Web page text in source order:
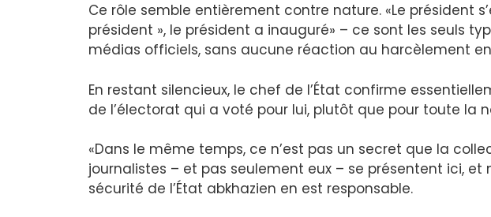
Ce rôle semble entièrement contre nature. «Le président
président », le président a inauguré» – ce sont les seuls
médias officiels, sans aucune réaction au harcèlement
En restant silencieux, le chef de l’État confirme
de l’électorat qui a voté pour lui, plutôt que pour toute la
«Dans le même temps, ce n’est pas un secret que la
journalistes – et pas seulement eux – se présentent ici, et
sécurité de l’État abkhazien en est responsable.